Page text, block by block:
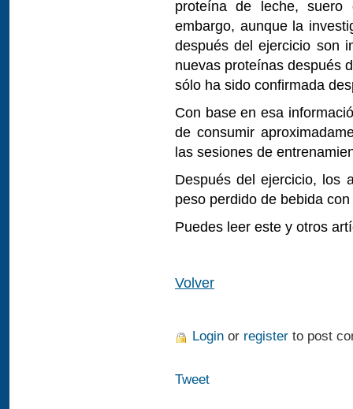
proteína de leche,
embargo, aunque la
después del ejercicio son
nuevas proteínas después
sólo ha sido confirmada
Con base en esa
de consumir
las sesiones de
Después del ejercicio, los
peso perdido de bebida
Puedes leer este y otros
Volver
Login or register to post
Tweet